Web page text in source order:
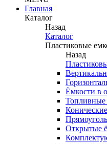
Главная
Каталог
Назад
Каталог
Пластиковые
Назад
Ёмкости в
Топливные
Конические
Открытые